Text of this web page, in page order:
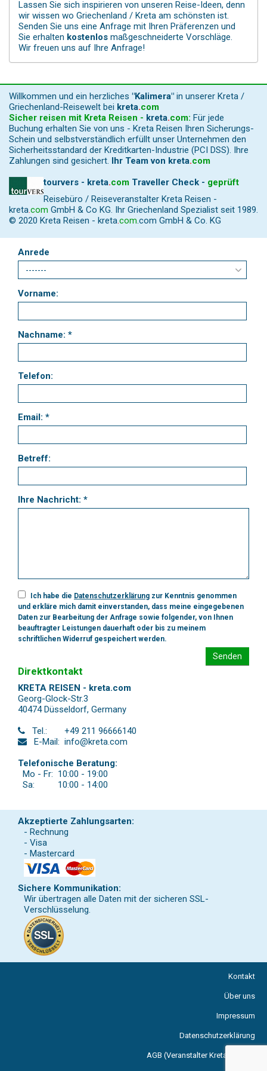
Lassen Sie sich inspirieren von unseren Reise-Ideen, denn
wir wissen wo Griechenland / Kreta am schönsten ist.
Senden Sie uns eine Anfrage mit Ihren Präferenzen und
Sie erhalten kostenlos maßgeschneiderte Vorschläge.
Wir freuen uns auf Ihre Anfrage!
Willkommen und ein herzliches "Kalimera" in unserer Kreta /
Griechenland-Reisewelt bei kreta.com
Sicher reisen mit Kreta Reisen - kreta.com: Für jede
Buchung erhalten Sie von uns - Kreta Reisen Ihren Sicherungs-
Schein und selbstverständlich erfüllt unser Unternehmen den
Sicherheitsstandard der Kreditkarten-Industrie (PCI DSS). Ihre
Zahlungen sind gesichert. Ihr Team von kreta.com
tourvers - kreta.com Traveller Check - geprüft
Reisebüro / Reiseveranstalter Kreta Reisen -
kreta.com GmbH & Co KG. Ihr Griechenland Spezialist seit 1989.
© 2020 Kreta Reisen - kreta.com.com GmbH & Co. KG
Anrede
Vorname:
Nachname: *
Telefon:
Email: *
Betreff:
Ihre Nachricht: *
Ich habe die Datenschutzerklärung zur Kenntnis genommen
und erkläre mich damit einverstanden, dass meine eingegebenen
Daten zur Bearbeitung der Anfrage sowie folgender, von Ihnen
beauftragter Leistungen dauerhaft oder bis zu meinem
schriftlichen Widerruf gespeichert werden.
Senden
Direktkontakt
KRETA REISEN - kreta.com
Georg-Glock-Str.3
40474 Düsseldorf, Germany
Tel.:
+49 211 96666140
E-Mail: info@kreta.com
Telefonische Beratung:
Mo - Fr: 10:00 - 19:00
Sa:
10:00 - 14:00
Akzeptierte Zahlungsarten:
- Rechnung
- Visa
- Mastercard
Sichere Kommunikation:
Wir übertragen alle Daten mit der sicheren SSL-
Verschlüsselung.
Kontakt
Über uns
Impressum
Datenschutzerklärung
AGB (Veranstalter Kreta Reisen)